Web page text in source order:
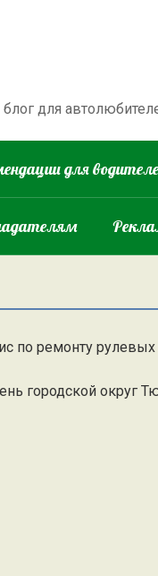
для
для
по ремонту
городской округ